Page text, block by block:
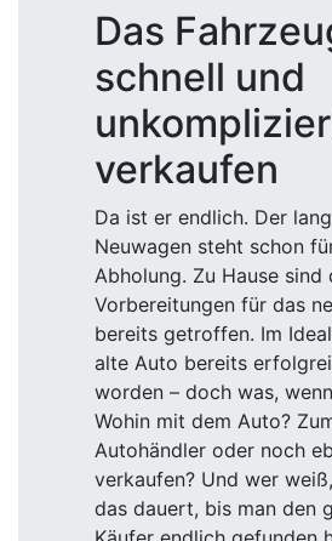
Das
schnell und
verkaufen
Da ist er endlich. Der
Neuwagen steht schon
Abholung. Zu Hause sind
Vorbereitungen für das
bereits getroffen. Im
alte Auto bereits
worden – doch was,
Wohin mit dem Auto?
Autohändler oder noch
verkaufen? Und wer
das dauert, bis man den